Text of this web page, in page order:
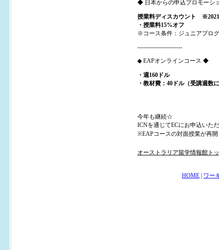
◆ 日本からの申込プロモー
授業料ディスカウント ※2021
・授業料15%オフ
※コース条件：ジュニアプロ
-----------------------
◆ EAPオンラインコース ◆
・週160ドル
・教材費：40ドル（受講週数
今年も継続☆
ICNを通じてECにお申込いた
※EAPコースの対面授業が再
オーストラリア留学情報館ト
HOME ワー